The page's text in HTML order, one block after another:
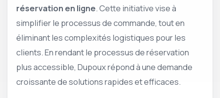
réservation en ligne. Cette initiative vise à
simplifier le processus de commande, tout en
éliminant les complexités logistiques pour les
clients. En rendant le processus de réservation
plus accessible, Dupoux répond à une demande
croissante de solutions rapides et efficaces.